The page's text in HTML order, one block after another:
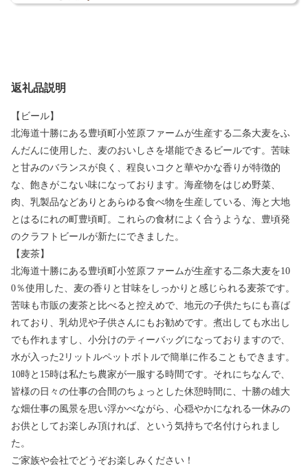
返礼品説明
【ビール】
北海道十勝にある豊頃町小笠原ファームが生産する二条大麦をふ
んだんに使用した、麦のおいしさを堪能できるビールです。苦味
と甘みのバランスが良く、程良いコクと華やかな香りが特徴的
な、飽きがこない味になっております。海産物をはじめ野菜、
肉、乳製品などありとあらゆる食べ物を生産している、海と大地
とはるにれの町豊頃町。これらの食材によく合うような、豊頃発
のクラフトビールが新たにできました。
【麦茶】
北海道十勝にある豊頃町小笠原ファームが生産する二条大麦を10
0％使用した、麦の香りと甘味をしっかりと感じられる麦茶です。
苦味も市販の麦茶と比べると控えめで、地元の子供たちにも喜ば
れており、乳幼児や子供さんにもお勧めです。煮出しても水出し
でも作れますし、小分けのティーバッグになっておりますので、
水が入った2リットルペットボトルで簡単に作ることもできます。
10時と15時は私たち農家が一服する時間です。それにちなんで、
皆様の日々の仕事の合間のちょっとした休憩時間に、十勝の雄大
な畑仕事の風景を思い浮かべながら、心穏やかになれる一休みの
お供としてお楽しみ頂ければ、という気持ちで名付けられまし
た。
ご家族や会社でどうぞお楽しみください！